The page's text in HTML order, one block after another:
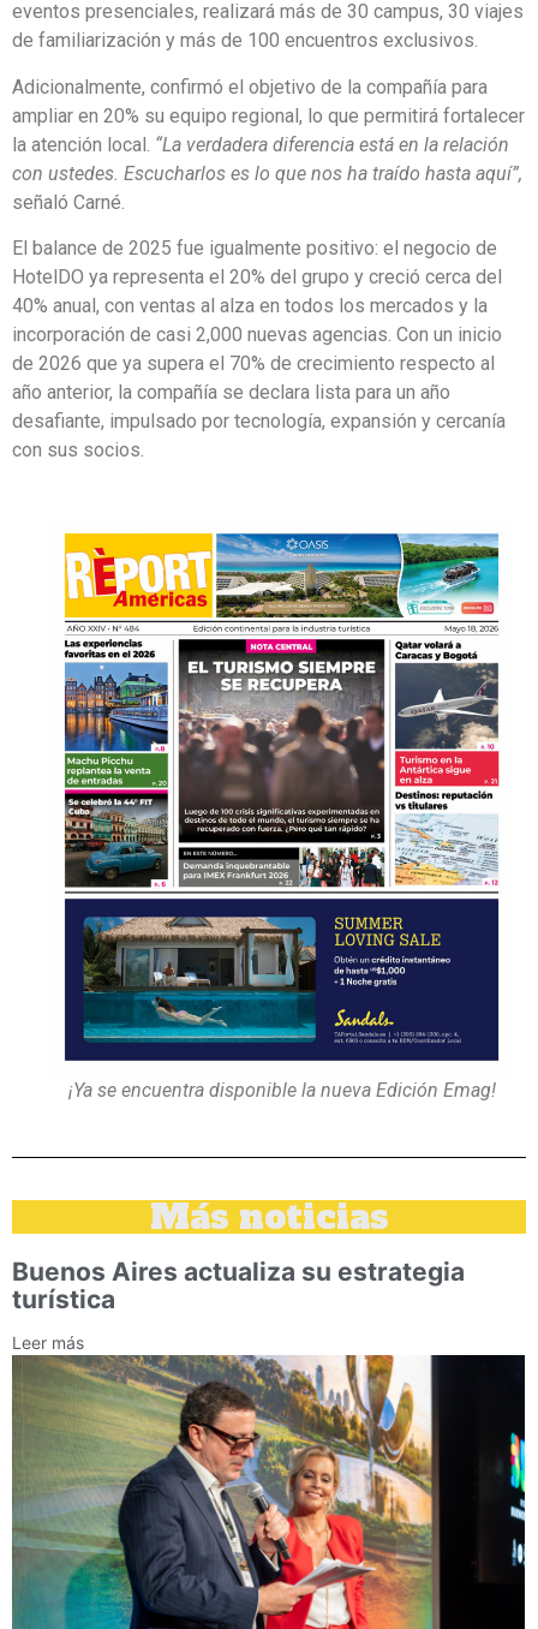
eventos presenciales, realizará más de 30 campus, 30 viajes
de familiarización y más de 100 encuentros exclusivos.
Adicionalmente, confirmó el objetivo de la compañía para
ampliar en 20% su equipo regional, lo que permitirá fortalecer
la atención local. “La verdadera diferencia está en la relación
con ustedes. Escucharlos es lo que nos ha traído hasta aquí”,
señaló Carné.
El balance de 2025 fue igualmente positivo: el negocio de
HotelDO ya representa el 20% del grupo y creció cerca del
40% anual, con ventas al alza en todos los mercados y la
incorporación de casi 2,000 nuevas agencias. Con un inicio
de 2026 que ya supera el 70% de crecimiento respecto al
año anterior, la compañía se declara lista para un año
desafiante, impulsado por tecnología, expansión y cercanía
con sus socios.
¡Ya se encuentra disponible la nueva Edición Emag!
Más noticias
Buenos Aires actualiza su estrategia
turística
Leer más